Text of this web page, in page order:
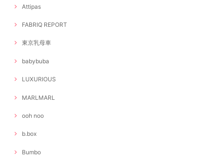
Attipas
FABRIQ REPORT
東京乳母車
babybuba
LUXURIOUS
MARLMARL
ooh noo
b.box
Bumbo